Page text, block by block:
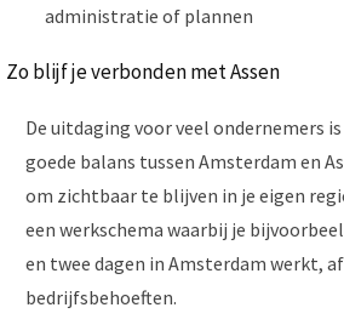
administratie of plannen
Zo blijf je verbonden met Assen
De uitdaging voor veel ondernemers
goede balans tussen Amsterdam en
om zichtbaar te blijven in je eigen
een werkschema waarbij je
en twee dagen in Amsterdam werkt,
bedrijfsbehoeften.